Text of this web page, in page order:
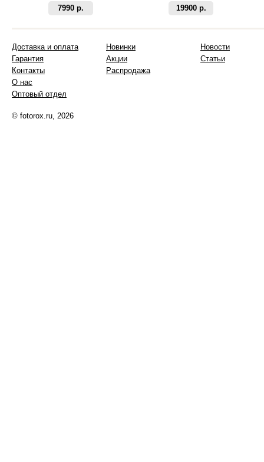
7990 р.
19900 р.
Доставка и оплата
Гарантия
Контакты
О нас
Оптовый отдел
Новинки
Акции
Распродажа
Новости
Статьи
© fotorox.ru, 2026